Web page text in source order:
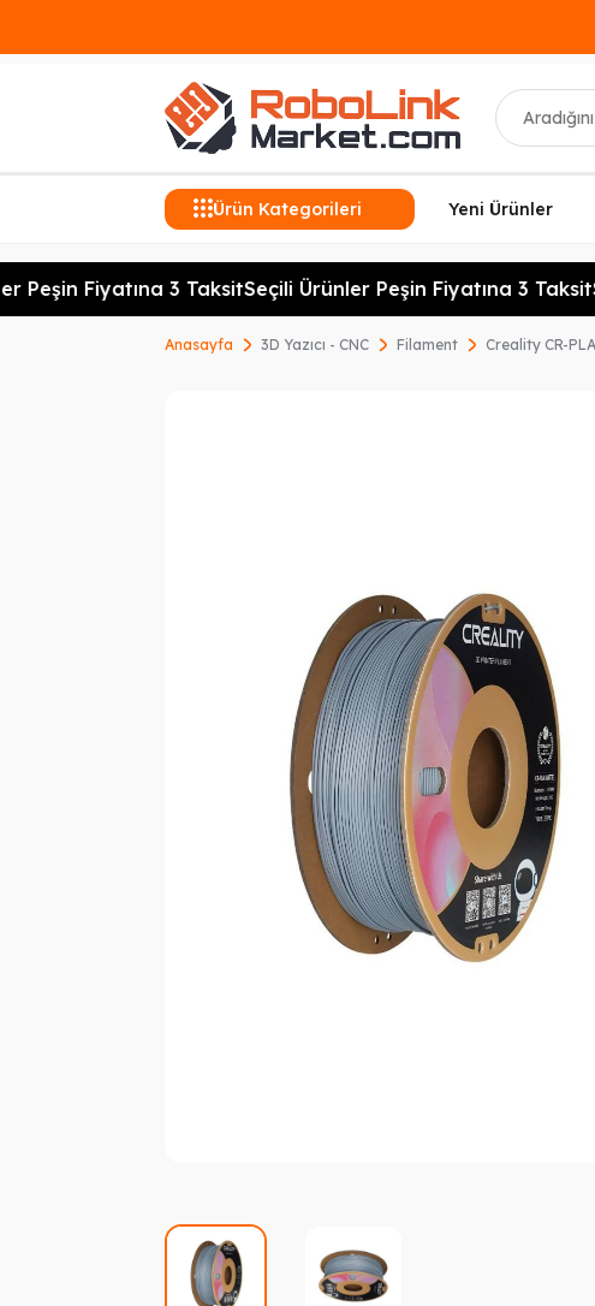
Ara
Ürün Kategorileri Yeni Ürünler
Peşin Fiyatına 3 TaksitSeçili Ürünler Peşin Fiyatına 3 Taksit
Anasayfa 3D Yazıcı - CNC Filament Creality CR-